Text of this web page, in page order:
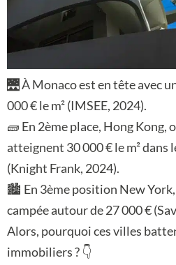
🌉 À Monaco est en tête avec
000 € le m² (IMSEE, 2024).
🧱 En 2ème place, Hong Kong,
atteignent 30 000 € le m² dans
(Knight Frank, 2024).
🏙️ En 3ème position New
campée autour de 27 000 €
Alors, pourquoi ces villes
immobiliers ? 👇